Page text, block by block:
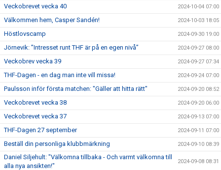
Veckobrevet vecka 40 2024-10-04 07:00
Välkommen hem, Casper Sandén! 2024-10-03 18:05
Höstlovscamp 2024-09-30 19:00
Jörnevik: ”Intresset runt THF är på en egen nivå” 2024-09-27 08:00
Veckobrev vecka 39 2024-09-27 07:34
THF-Dagen - en dag man inte vill missa! 2024-09-24 07:00
Paulsson inför första matchen: "Gäller att hitta rätt" 2024-09-20 08:52
Veckobrevet vecka 38 2024-09-20 06:00
Veckobrevet vecka 37 2024-09-13 07:00
THF-Dagen 27 september 2024-09-11 07:00
Beställ din personliga klubbmärkning 2024-09-10 08:39
Daniel Siljehult: "Välkomna tillbaka - Och varmt välkomna till
alla nya ansikten!"
2024-09-08 08:31